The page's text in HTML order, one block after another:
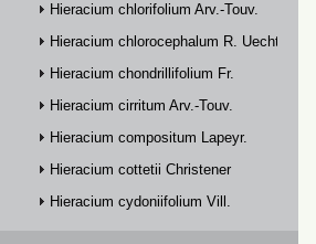
Hieracium chlorifolium Arv.-Touv.
Hieracium chlorocephalum R. Uechtr.
Hieracium chondrillifolium Fr.
Hieracium cirritum Arv.-Touv.
Hieracium compositum Lapeyr.
Hieracium cottetii Christener
Hieracium cydoniifolium Vill.